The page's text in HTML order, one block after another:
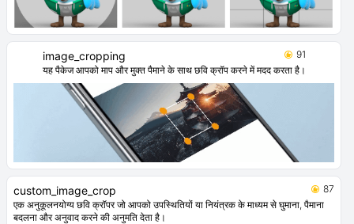
image_cropping
91
यह पैकेज आपको माप और मुक्त पैमाने के साथ छवि क्रॉप करने में मदद करता है।
custom_image_crop
87
एक अनुकूलनयोग्य छवि क्रॉपर जो आपको उपस्थितियों या नियंत्रक के माध्यम से घुमाना, पैमाना
बदलना और अनुवाद करने की अनुमति देता है।